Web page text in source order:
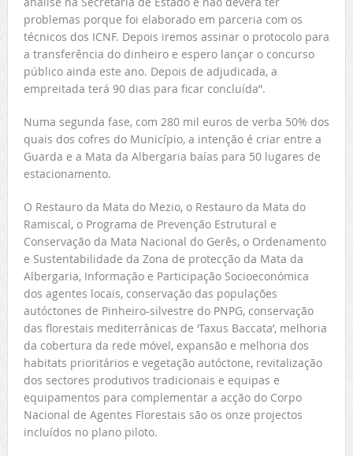
problemas porque foi elaborado em parceria com os
técnicos dos ICNF. Depois iremos assinar o protocolo para
a transferência do dinheiro e espero lançar o concurso
público ainda este ano. Depois de adjudicada, a
empreitada terá 90 dias para ficar concluída”.
Numa segunda fase, com 280 mil euros de verba 50% dos
quais dos cofres do Município, a intenção é criar entre a
Guarda e a Mata da Albergaria baías para 50 lugares de
estacionamento.
O Restauro da Mata do Mezio, o Restauro da Mata do
Ramiscal, o Programa de Prevenção Estrutural e
Conservação da Mata Nacional do Gerês, o Ordenamento
e Sustentabilidade da Zona de protecção da Mata da
Albergaria, Informação e Participação Socioeconómica
dos agentes locais, conservação das populações
autóctones de Pinheiro-silvestre do PNPG, conservação
das florestais mediterrânicas de ‘Taxus Baccata’, melhoria
da cobertura da rede móvel, expansão e melhoria dos
habitats prioritários e vegetação autóctone, revitalização
dos sectores produtivos tradicionais e equipas e
equipamentos para complementar a acção do Corpo
Nacional de Agentes Florestais são os onze projectos
incluídos no plano piloto.